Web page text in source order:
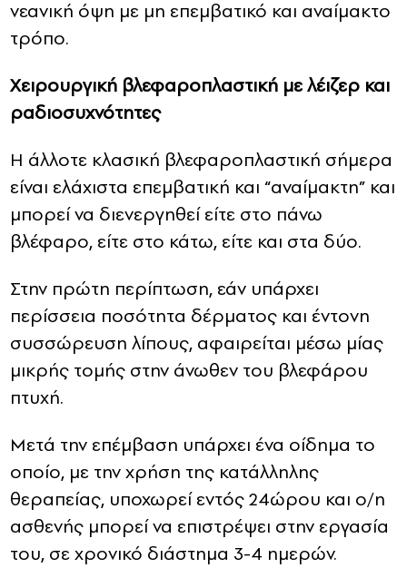
νεανική όψη με μη επεμβατικό και αναίμακτο
τρόπο.
Χειρουργική βλεφαροπλαστική με λέιζερ και
ραδιοσυχνότητες
Η άλλοτε κλασική βλεφαροπλαστική σήμερα
είναι ελάχιστα επεμβατική και “αναίμακτη” και
μπορεί να διενεργηθεί είτε στο πάνω
βλέφαρο, είτε στο κάτω, είτε και στα δύο.
Στην πρώτη περίπτωση, εάν υπάρχει
περίσσεια ποσότητα δέρματος και έντονη
συσσώρευση λίπους, αφαιρείται μέσω μίας
μικρής τομής στην άνωθεν του βλεφάρου
πτυχή.
Μετά την επέμβαση υπάρχει ένα οίδημα το
οποίο, με την χρήση της κατάλληλης
θεραπείας, υποχωρεί εντός 24ώρου και ο/η
ασθενής μπορεί να επιστρέψει στην εργασία
του, σε χρονικό διάστημα 3-4 ημερών.